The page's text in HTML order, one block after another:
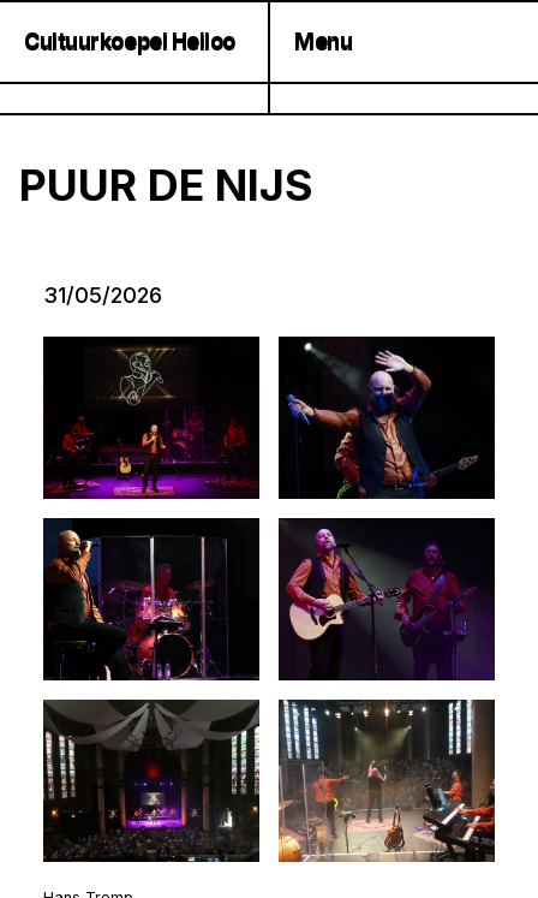
Cultuurkoepel Heiloo Menu
Cultuurkoepel Heiloo Menu
PUUR DE NIJS
31/05/2026